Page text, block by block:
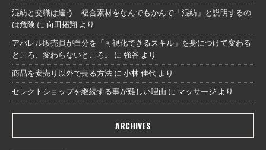
混紡と交織は違う 複合素材をなんでもかんで「混紡」と説明するの
は危険 に 向田拓翔 より
アパレル販売員が自分を「可視化できるスキル」を身につけて変わる
ところ、変わらないところ。
に 強谷 より
商品を安売り以外で売る方法 に 小林 佳代 より
セレクトショップを継続する事が難しい理由 に マッサージ より
ARCHIVES